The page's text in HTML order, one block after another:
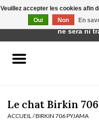
Le chat Birkin
ACCUEIL /BIRKIN 706 PYJAMA
Veuillez accepter les cookies afin
Oui
Non En
Cette boutique est en
ne sera ni